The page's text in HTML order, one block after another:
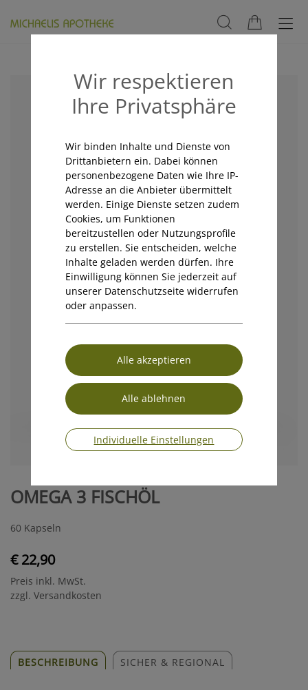
OMEGA 3 FISCHÖL
60 Kapseln
€ 22,90
Preis inkl. MwSt.
zzgl. Versandkosten
BESCHREIBUNG SICHER & REGIONAL
Wir respektieren
Ihre Privatsphäre
Wir binden Inhalte und Dienste von
Drittanbietern ein. Dabei können
personenbezogene Daten wie Ihre IP-
Adresse an die Anbieter übermittelt
werden. Einige Dienste setzen zudem
Cookies, um Funktionen
bereitzustellen oder Nutzungsprofile
zu erstellen. Sie entscheiden, welche
Inhalte geladen werden dürfen. Ihre
Einwilligung können Sie jederzeit auf
unserer Datenschutzseite widerrufen
oder anpassen.
Individuelle Einstellungen